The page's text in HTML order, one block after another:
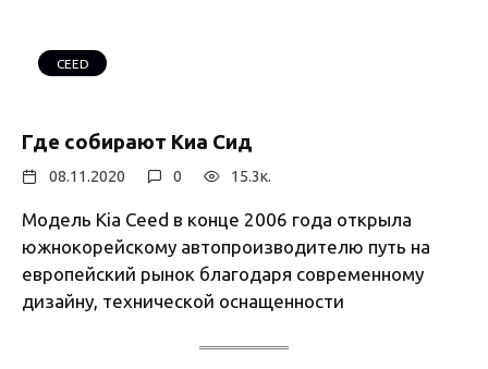
CEED
Где собирают Киа Сид
08.11.2020 0 15.3к.
Модель Kia Ceed в конце 2006 года открыла
южнокорейскому автопроизводителю путь на
европейский рынок благодаря современному
дизайну, технической оснащенности